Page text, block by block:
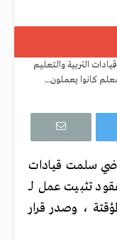
التربية والتعليم
سلمت قيادات
تثبيت عمل لــ
، وصدر قرار